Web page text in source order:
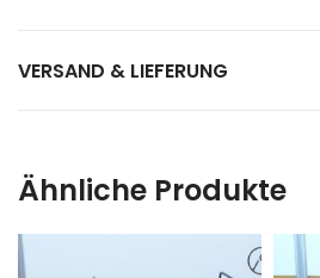
VERSAND & LIEFERUNG
Ähnliche Produkte